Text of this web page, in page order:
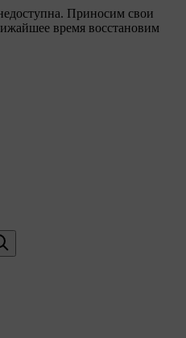
Приносим свои
время восстановим